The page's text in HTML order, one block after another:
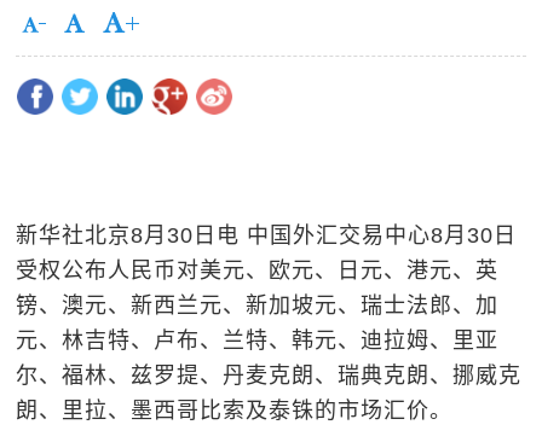
新华社北京8月30日电 中国外汇交易中心8月30日
受权公布人民币对美元、欧元、日元、港元、英
镑、澳元、新西兰元、新加坡元、瑞士法郎、加
元、林吉特、卢布、兰特、韩元、迪拉姆、里亚
尔、福林、兹罗提、丹麦克朗、瑞典克朗、挪威克
朗、里拉、墨西哥比索及泰铢的市场汇价。